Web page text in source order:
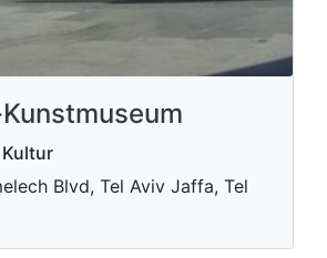
Blvd, Tel Aviv Jaffa, Tel